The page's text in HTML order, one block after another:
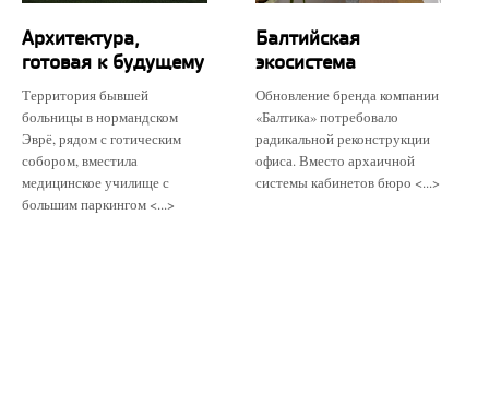
Архитектура,
готовая к будущему
Территория бывшей
больницы в нормандском
Эврё, рядом с готическим
собором, вместила
медицинское училище с
большим паркингом <...>
Балтийская
экосистема
Обновление бренда компании
«Балтика» потребовало
радикальной реконструкции
офиса. Вместо архаичной
системы кабинетов бюро <...>